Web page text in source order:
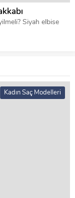
Siyah elbise
Kadın Saç Modelleri